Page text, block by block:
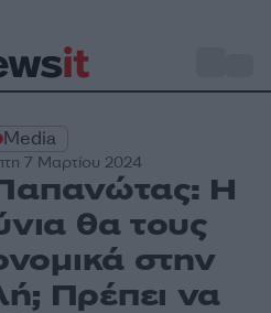
Media
7 Μαρτίου 2024
Η
θα τους
στην
Πρέπει να